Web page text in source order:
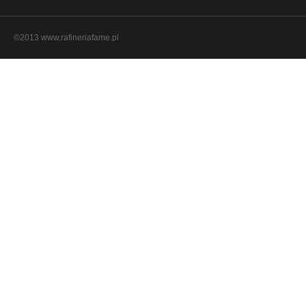
©2013 www.rafineriafame.pl